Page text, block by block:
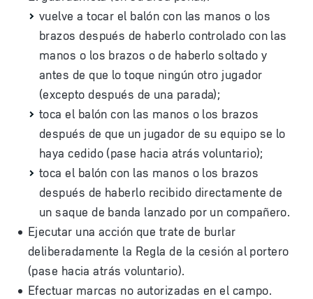
vuelve a tocar el balón con las manos o los
brazos después de haberlo controlado con las
manos o los brazos o de haberlo soltado y
antes de que lo toque ningún otro jugador
(excepto después de una parada);
toca el balón con las manos o los brazos
después de que un jugador de su equipo se lo
haya cedido (pase hacia atrás voluntario);
toca el balón con las manos o los brazos
después de haberlo recibido directamente de
un saque de banda lanzado por un compañero.
Ejecutar una acción que trate de burlar
deliberadamente la Regla de la cesión al portero
(pase hacia atrás voluntario).
Efectuar marcas no autorizadas en el campo.